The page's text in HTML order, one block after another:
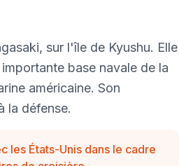
sur l'île de Kyushu. Elle
base navale de la
américaine. Son
la défense.
les États-Unis dans le cadre